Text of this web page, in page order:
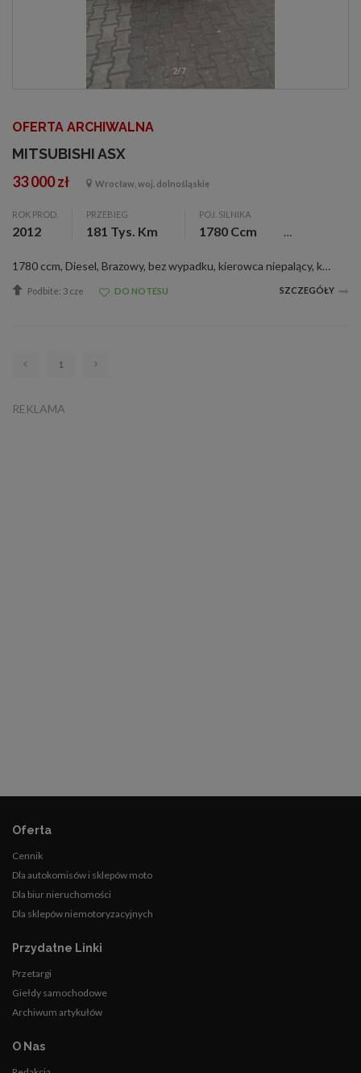
2/7
OFERTA ARCHIWALNA
MITSUBISHI ASX
33 000 zł Wrocław, woj. dolnośląskie
ROK PROD.
2012
PRZEBIEG
181 Tys. Km
POJ. SILNIKA
1780 Ccm
1780 ccm, Diesel, Brazowy, bez wypadku, kierowca niepalący, kpl. dokumentacja, I właściciel, sprowadzony, zarejestr., ABS, alum. felgi, c. zamek, czujnik deszczu, el. reg. lusterka, immobilizer, klimatyzacja, komputer pokł., nawigacja, pod. pow., t...
Podbite: 3 cze DO NOTESU SZCZEGÓŁY
1
REKLAMA
Oferta
Cennik
Dla autokomisów i sklepów moto
Dla biur nieruchomości
Dla sklepów niemotoryzacyjnych
Przydatne Linki
Przetargi
Giełdy samochodowe
Archiwum artykułów
O Nas